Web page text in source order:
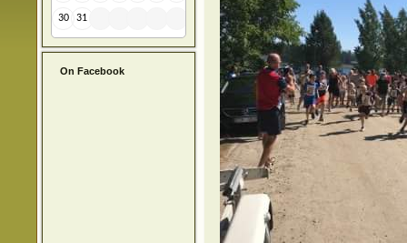
30 31
On Facebook